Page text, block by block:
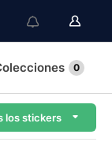
0
los stickers